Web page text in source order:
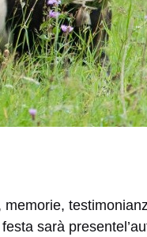
sarà